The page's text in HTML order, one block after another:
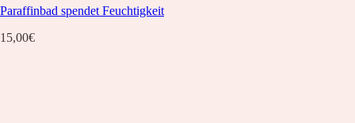
Paraffinbad spendet Feuchtigkeit
15,00€